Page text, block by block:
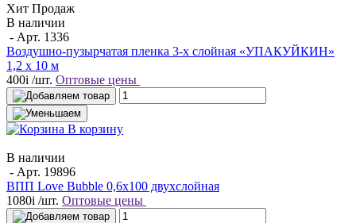
Хит Продаж
В наличии
- Арт. 1336
Воздушно-пузырчатая пленка 3-х слойная «УПАКУЙКИН»
1,2 х 10 м
400i /шт. Оптовые цены
В корзину
В наличии
- Арт. 19896
ВПП Love Bubble 0,6х100 двухслойная
1080i /шт. Оптовые цены